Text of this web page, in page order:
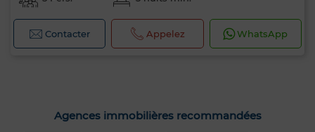
Contacter Appelez WhatsApp
Agences immobilières recommandées